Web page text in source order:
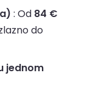
: Od 84 €
do
jednom